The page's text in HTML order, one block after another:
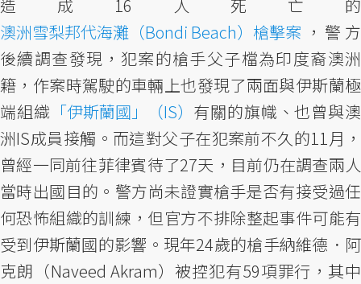
造成16人死亡的
澳洲雪梨邦代海灘（Bondi Beach）槍擊案 ，警方
後續調查發現，犯案的槍手父子檔為印度裔澳洲
籍，作案時駕駛的車輛上也發現了兩面與伊斯蘭極
端組織 「伊斯蘭國」（IS） 有關的旗幟、也曾與澳
洲IS成員接觸。而這對父子在犯案前不久的11月，
曾經一同前往菲律賓待了27天，目前仍在調查兩人
當時出國目的。警方尚未證實槍手是否有接受過任
何恐怖組織的訓練，但官方不排除整起事件可能有
受到伊斯蘭國的影響。現年24歲的槍手納維德．阿
克朗（Naveed Akram）被控犯有59項罪行，其中